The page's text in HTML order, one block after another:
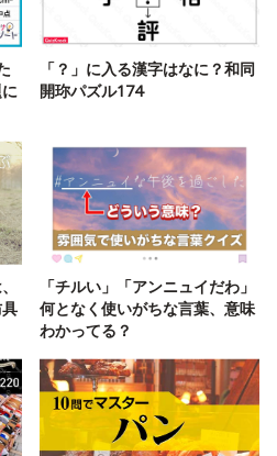
「？」に入る漢字はなに？和同
開珎パズル174
「チルい」「アンニュイだわ」
何となく使いがちな言葉、意味
わかってる？